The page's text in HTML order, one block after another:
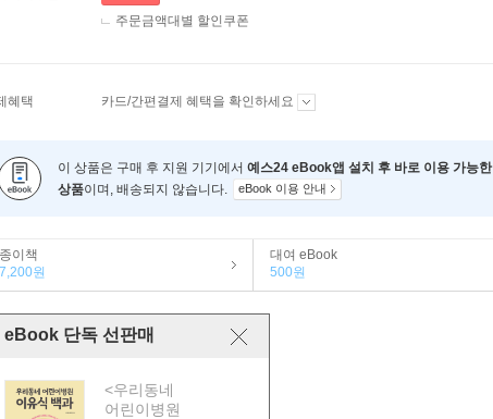
주문금액대별 할인쿠폰
혜택 카드/간편결제 혜택을 확인하세요
이 상품은 구매 후 지원 기기에서 예스24 eBook앱 설치 후 바로 이용 가능한
상품이며, 배송되지 않습니다. eBook 이용 안내
종이책
7,200원
대여 eBook
500원
eBook 단독 선판매
<우리동네
어린이병원